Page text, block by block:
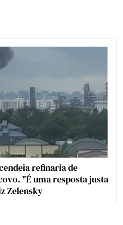
refinaria de
"É uma resposta justa
Zelensky